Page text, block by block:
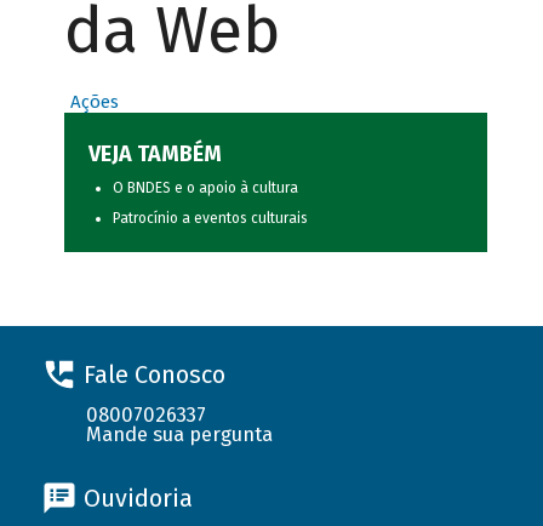
da Web
Ações
VEJA TAMBÉM
O BNDES e o apoio à cultura
Patrocínio a eventos culturais
Fale Conosco
08007026337
Mande sua pergunta
Ouvidoria